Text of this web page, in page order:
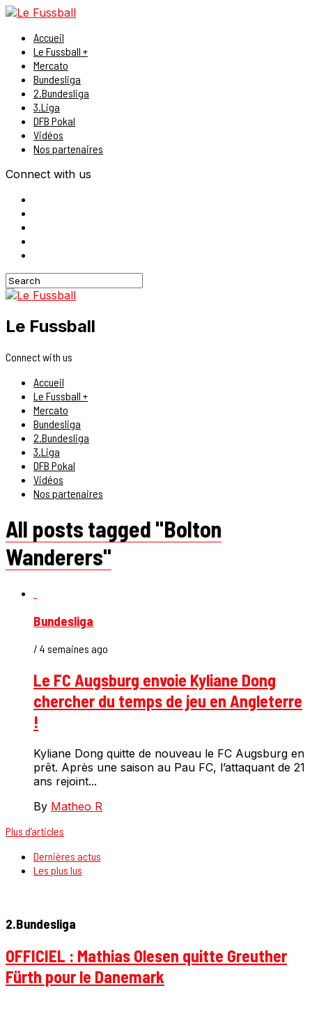
Accueil
Le Fussball +
Mercato
Bundesliga
2.Bundesliga
3.Liga
DFB Pokal
Vidéos
Nos partenaires
Connect with us
Le Fussball
Connect with us
Accueil
Le Fussball +
Mercato
Bundesliga
2.Bundesliga
3.Liga
DFB Pokal
Vidéos
Nos partenaires
All posts tagged "Bolton
Wanderers"
Bundesliga
/ 4 semaines ago
Le FC Augsburg envoie Kyliane Dong
chercher du temps de jeu en Angleterre
!
Kyliane Dong quitte de nouveau le FC Augsburg en
prêt. Après une saison au Pau FC, l’attaquant de 21
ans rejoint...
By Matheo R
Plus d’articles
Dernières actus
Les plus lus
2.Bundesliga
OFFICIEL : Mathias Olesen quitte Greuther
Fürth pour le Danemark